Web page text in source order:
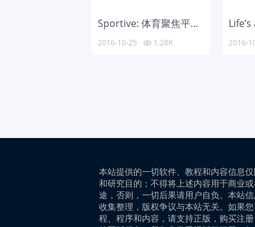
Sportive: 体育聚焦平面HTML模板
2016-10-25  1.28K 2016-
本站提供的一切软件、教程和内容信息
和研究目的；不得将上述内容用于商业
途，否则，一切后果请用户自负。本站
收集整理，版权争议与本站无关。如果
程、程序和内容，请支持正版，购买注